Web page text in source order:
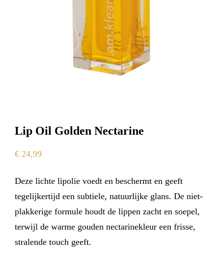
Lip Oil Golden Nectarine
€ 24,99
Deze lichte lipolie voedt en beschermt en geeft
tegelijkertijd een subtiele, natuurlijke glans. De niet-
plakkerige formule houdt de lippen zacht en soepel,
terwijl de warme gouden nectarinekleur een frisse,
stralende touch geeft.